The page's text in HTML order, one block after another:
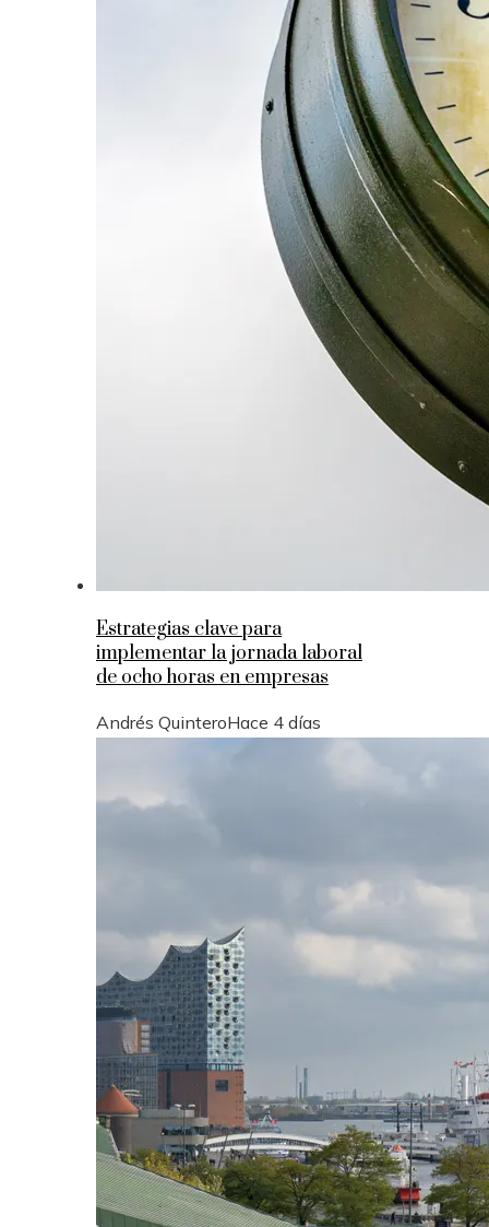
Estrategias clave para
implementar la jornada laboral
de ocho horas en empresas
Andrés QuinteroHace 4 días